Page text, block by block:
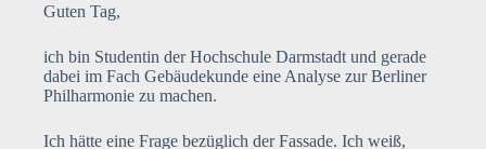
Guten Tag,
ich bin Studentin der Hochschule Darmstadt und gerade
dabei im Fach Gebäudekunde eine Analyse zur Berliner
Philharmonie zu machen.
Ich hätte eine Frage bezüglich der Fassade. Ich weiß,